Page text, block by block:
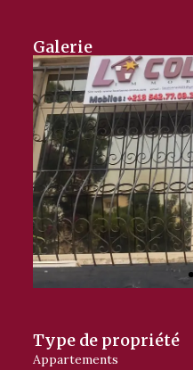
Galerie
Type de propriété
Appartements